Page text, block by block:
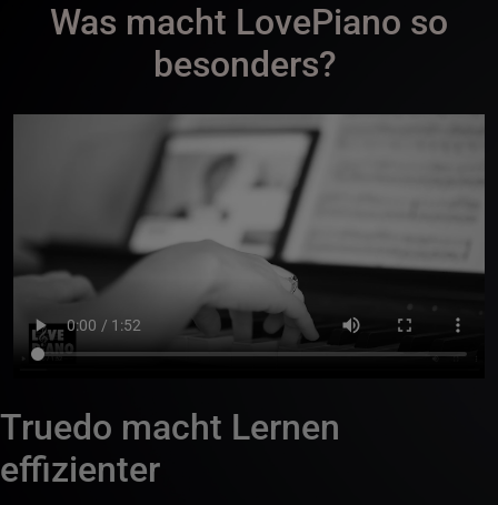
Was macht LovePiano so
besonders?
Truedo macht Lernen
effizienter